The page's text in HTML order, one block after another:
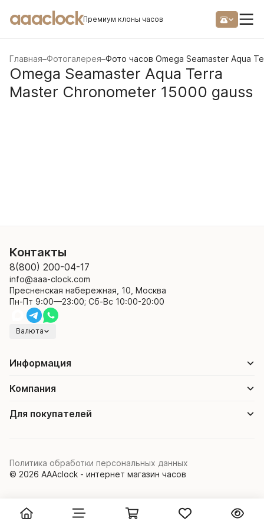
aaaclockПремиум клоны часов
Главная–Фотогалерея–Фото часов Omega Seamaster Aqua
Omega Seamaster Aqua Terra
Master Chronometer 15000 gauss
Контакты
8(800) 200-04-17
info@aaa-clock.com
Пресненская набережная, 10, Москва
Пн-Пт 9:00—23:00; Сб-Вс 10:00-20:00
Валюта
Информация
Компания
Для покупателей
© 2026 AAAclock - интернет магазин часов
Политика обработки персональных данных